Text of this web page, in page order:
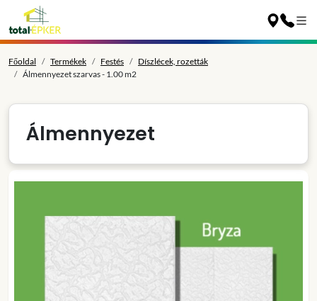
Főoldal Termékek Festés
Díszlécek, rozetták
Álmennyezet szarvas - 1.00 m2
Álmennyezet